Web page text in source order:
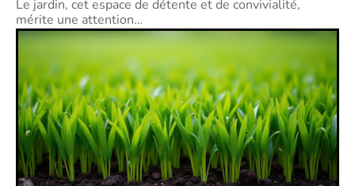
Le jardin, cet espace de détente et de convivialité,
mérite une attention…